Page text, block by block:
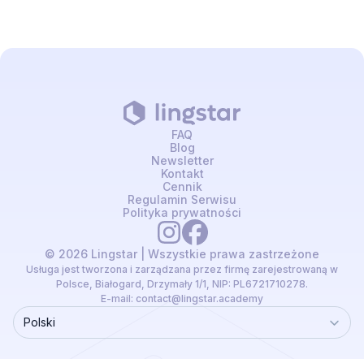
© 2026 Lingstar | Wszystkie prawa zastrzeżone
Usługa jest tworzona i zarządzana przez firmę zarejestrowaną w
Polsce, Białogard, Drzymały 1/1, NIP: PL6721710278.
E-mail: contact@lingstar.academy
FAQ
Blog
Newsletter
Kontakt
Cennik
Regulamin Serwisu
Polityka prywatności
Language
Polski